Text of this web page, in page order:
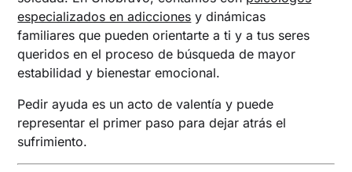
especializados en adicciones y dinámicas
familiares que pueden orientarte a ti y a tus seres
queridos en el proceso de búsqueda de mayor
estabilidad y bienestar emocional.
Pedir ayuda es un acto de valentía y puede
representar el primer paso para dejar atrás el
sufrimiento.